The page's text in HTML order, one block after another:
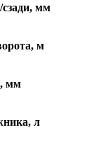
сзади, мм
м
мм
л